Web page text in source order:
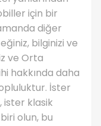
için bir
diğer
bilginizi ve
ve Orta
hakkında daha
İster
ister klasik
olun, bu